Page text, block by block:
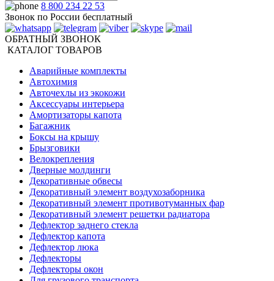
8 800 234 22 53
Звонок по России бесплатный
ОБРАТНЫЙ ЗВОНОК
КАТАЛОГ ТОВАРОВ
Аварийные комплекты
Автохимия
Авточехлы из экокожи
Аксессуары интерьера
Амортизаторы капота
Багажник
Боксы на крышу
Брызговики
Велокрепления
Дверные молдинги
Декоративные обвесы
Декоративный элемент воздухозаборника
Декоративный элемент противотуманных фар
Декоративный элемент решетки радиатора
Дефлектор заднего стекла
Дефлектор капота
Дефлектор люка
Дефлекторы
Дефлекторы окон